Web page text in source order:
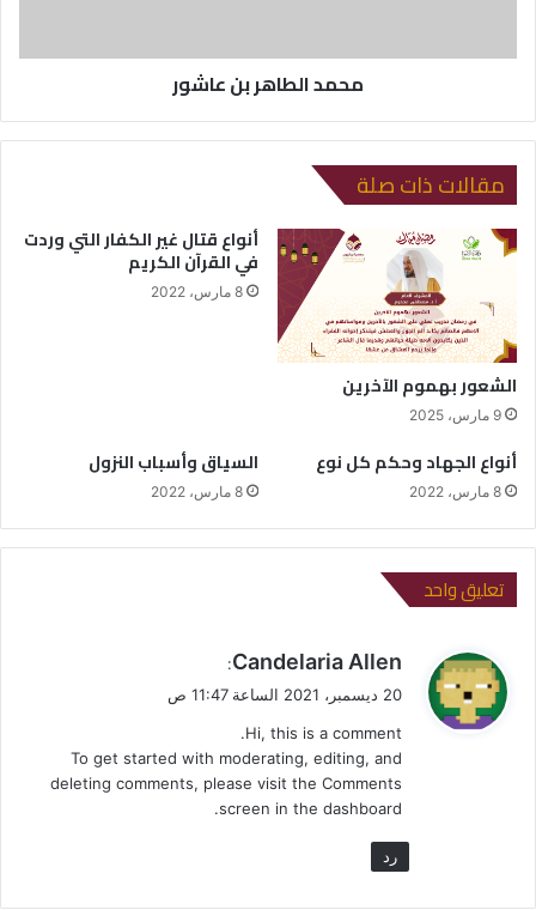
محمد الطاهر بن عاشور
مقالات ذات صلة
الشعور بهموم الآخرين
9 مارس، 2025
أنواع قتال غير الكفار التي وردت
في القرآن الكريم
8 مارس، 2022
أنواع الجهاد وحكم كل نوع
8 مارس، 2022
السياق وأسباب النزول
8 مارس، 2022
تعليق واحد
ي
ق
ل
Candelaria Allen
:
20 ديسمبر، 2021 الساعة 11:47 ص
Hi, this is a comment.
To get started with moderating, editing, and
deleting comments, please visit the Comments
screen in the dashboard.
رد